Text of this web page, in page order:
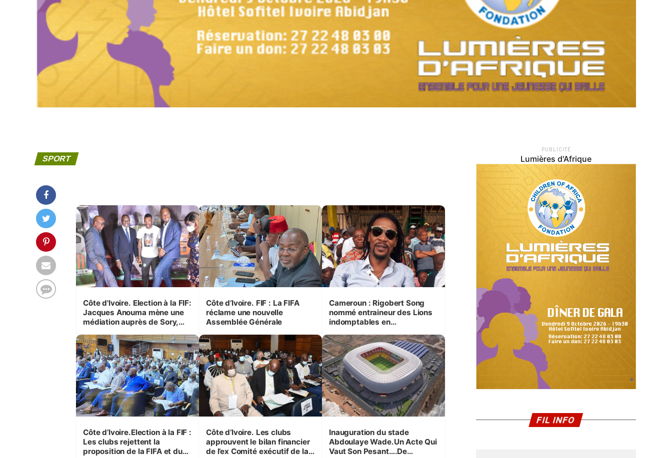
SPORT
Côte d'Ivoire. Election à la FIF:
Jacques Anouma mène une
médiation auprès de Sory,
Côte d’Ivoire. FIF : La FIFA
réclame une nouvelle
Assemblée Générale
Cameroun : Rigobert Song
nommé entraineur des Lions
indomptables en
Conceicao.
Côte d’Ivoire.Election à la FIF :
Les clubs rejettent la
proposition de la FIFA et du
Côte d’Ivoire. Les clubs
approuvent le bilan financier
de l’ex Comité exécutif de la
Inauguration du stade
Abdoulaye Wade.Un Acte Qui
Vaut Son Pesant….De
PUBLICITÉ
Lumières d'Afrique
FIL INFO